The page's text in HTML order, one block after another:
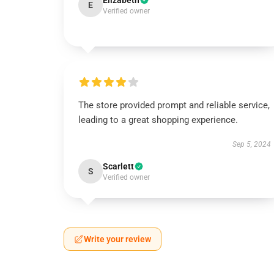
E
Verified owner
The store provided prompt and reliable service,
leading to a great shopping experience.
Sep 5, 2024
S Scarlett
Verified owner
Write your review